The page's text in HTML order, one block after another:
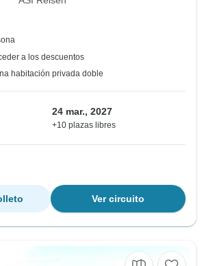
a los descuentos
habitación privada doble
24 mar., 2027
+10 plazas libres
Ver circuito